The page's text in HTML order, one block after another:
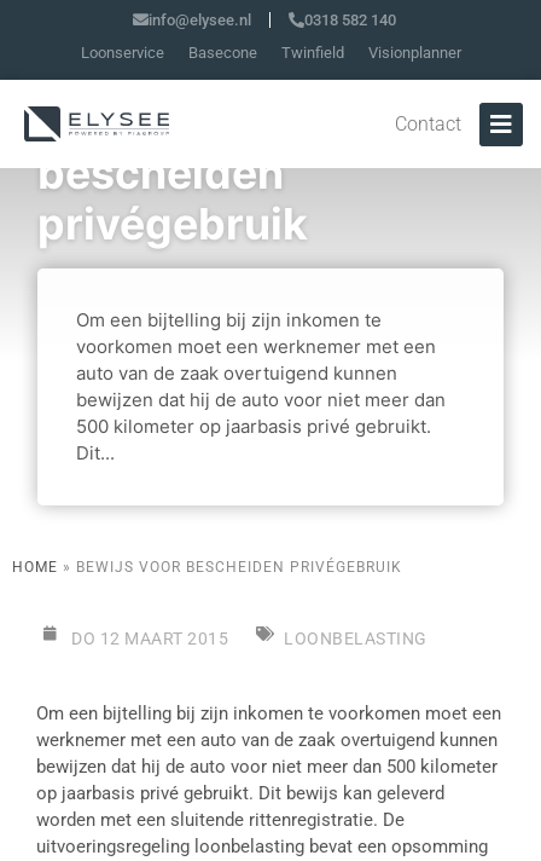
info@elysee.nl
0318 582 140
Loonservice
Basecone Twinfield Visionplanner
Contact
Bewijs voor
bescheiden
privégebruik
Om een bijtelling bij zijn inkomen te
voorkomen moet een werknemer met een
auto van de zaak overtuigend kunnen
bewijzen dat hij de auto voor niet meer dan
500 kilometer op jaarbasis privé gebruikt.
Dit...
HOME » BEWIJS VOOR BESCHEIDEN PRIVÉGEBRUIK
DO 12 MAART 2015 LOONBELASTING
Om een bijtelling bij zijn inkomen te voorkomen moet een
werknemer met een auto van de zaak overtuigend kunnen
bewijzen dat hij de auto voor niet meer dan 500 kilometer
op jaarbasis privé gebruikt. Dit bewijs kan geleverd
worden met een sluitende rittenregistratie. De
uitvoeringsregeling loonbelasting bevat een opsomming